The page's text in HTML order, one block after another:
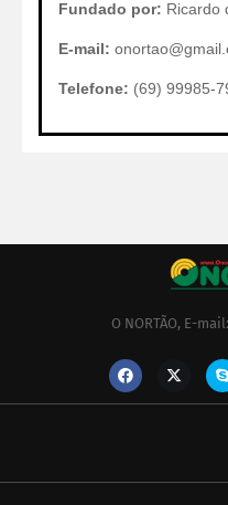
Fundado por: Ricardo
E-mail:
Telefone: (69) 99985-
O NORTÃO, E-